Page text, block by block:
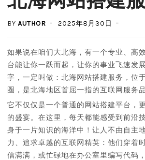
BY AUTHOR 2025年8月30日
如果说在咱们大北海，有一个专业、高
台能让你一跃而起，让你的事业飞速发
字，一定叫做：北海网站搭建服务，位
圈，是北海地区首屈一指的互联网服务品
它不仅仅是一个普通的网站搭建平台，
的盛宴。在这里，每天都能感受到前沿
身于一片知识的海洋中！让人不由自主
力、追求卓越的互联网精英：他们穿着
信满满，或忙碌地在办公室里编写代码